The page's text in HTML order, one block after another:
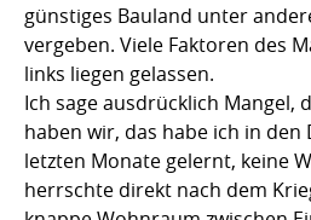
günstiges Bauland unter
vergeben. Viele Faktoren des
links liegen gelassen.
Ich sage ausdrücklich Mangel,
haben wir, das habe ich in den
letzten Monate gelernt, keine
herrschte direkt nach dem